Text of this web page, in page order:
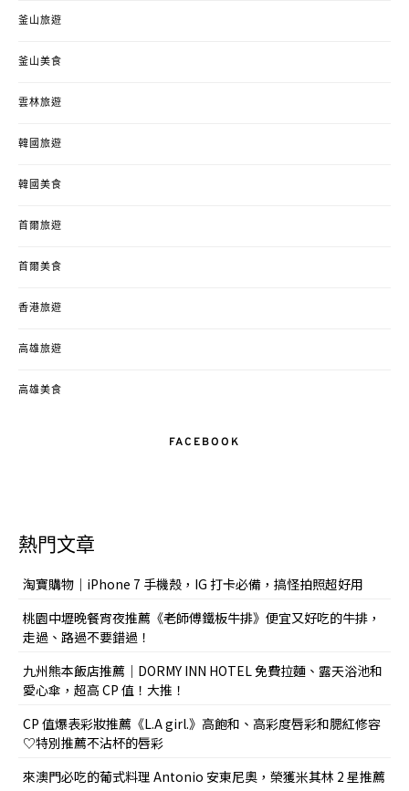
釜山旅遊
釜山美食
雲林旅遊
韓國旅遊
韓國美食
首爾旅遊
首爾美食
香港旅遊
高雄旅遊
高雄美食
FACEBOOK
熱門文章
淘寶購物｜iPhone 7 手機殼，IG 打卡必備，搞怪拍照超好用
桃園中壢晚餐宵夜推薦《老師傅鐵板牛排》便宜又好吃的牛排，
走過、路過不要錯過！
九州熊本飯店推薦｜DORMY INN HOTEL 免費拉麵、露天浴池和
愛心傘，超高 CP 值！大推！
CP 值爆表彩妝推薦《L.A girl.》高飽和、高彩度唇彩和腮紅修容
♡特別推薦不沾杯的唇彩
來澳門必吃的葡式料理 Antonio 安東尼奧，榮獲米其林 2 星推薦